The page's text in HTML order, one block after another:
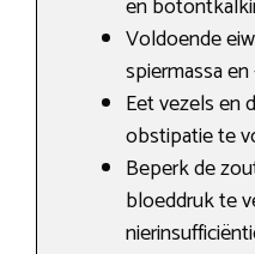
en
Voldoende
spiermassa
Eet vezels en
obstipatie te
Beperk de
bloeddruk te